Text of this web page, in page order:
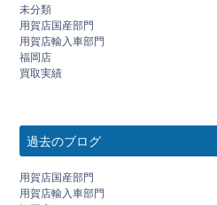
未分類
用賀店国産部門
用賀店輸入車部門
福岡店
買取実績
過去のブログ
用賀店国産部門
用賀店輸入車部門